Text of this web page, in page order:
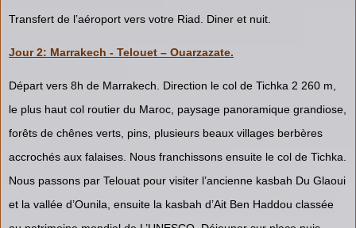
Transfert de l’aéroport vers votre Riad. Diner et nuit.
Jour 2: Marrakech - Telouet – Ouarzazate.
Départ vers 8h de Marrakech. Direction le col de Tichka 2 260 m,
le plus haut col routier du Maroc, paysage panoramique grandiose,
forêts de chênes verts, pins, plusieurs beaux villages berbères
accrochés aux falaises. Nous franchissons ensuite le col de Tichka.
Nous passons par Telouat pour visiter l’ancienne kasbah Du Glaoui
et la vallée d’Ounila, ensuite la kasbah d’Ait Ben Haddou classée